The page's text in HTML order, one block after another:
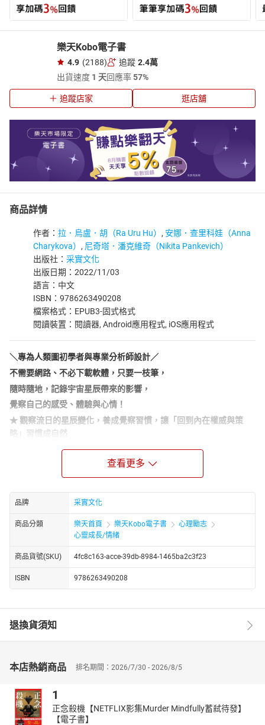
樂天Kobo電子書
4.9 (2188) 追蹤 2.4萬
出貨速度 1 天回應率57%
追蹤店家 逛店舖
商品詳情
作者： 拉．烏盧．胡（Ra Uru Hu） , 安娜．查里科娃（Anna
Charykova） , 尼奇塔．潘克維奇（Nikita Pankevich）
出版社： 采實文化
出版日期：2022/11/03
語言：中文
ISBN：9786263490208
檔案格式：EPUB3-固式格式
閱讀裝置：閱讀器, Android應用程式, iOS應用程式
＼專為人類圖初學者與專業分析師設計／
不需要網路、不必下載軟體，只要一枝筆，
隨時隨地，記錄宇宙星辰帶來的影響，
覺察自己的感受、體驗與心情！
★觀察流日的星辰變化，養成覺察習慣，讓「回到內在權威與策
略」習慣成自然
亞洲人類圖學院負責人喬宜思（Joyce Huang**）全新翻譯人類
【規格與設計】
．13個月手帳：2023年1月～2024年1月，分上下兩冊，攜帶方
便，陪伴你13個月
．多元資訊：人類圖流日圖、通道、閘門、384條爻關鍵字、易經爻
辭、行星移動時間、行星逆行標記、農曆日期……
【專屬特色】
人類圖新年，讓新年計畫更順利展開
◎一頁一爻，每條爻的關鍵字，奠定每日主題
掌握行星動向，追蹤行星的移動位置，
閘門移動方向既固定又有邏輯，
不耗費心思，也能輕鬆記熟所有閘門的移動順序。
查看更多
品牌 采實文化
商品分類 樂天首頁 樂天Kobo電子書
心理勵志
心靈成長/情緒
商品貨號(SKU) 4fc8c163-acce-39db-8984-1465ba2c3f23
ISBN 9786263490208
退換貨須知
本店熱銷商品 排名期間：2026/7/30 - 2026/8/5
1
正念殺機【NETFLIX影集Murder Mindfully蓄弒待發】
【電子書】